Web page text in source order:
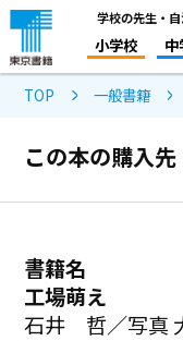
学校の先生・
小学校 中
TOP 一般書籍
この本の購入先
書籍名
工場萌え
石井 哲／写真